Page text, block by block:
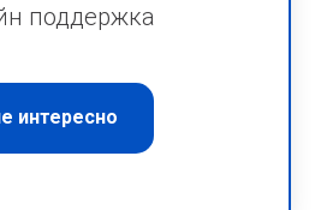
поддержка
интересно